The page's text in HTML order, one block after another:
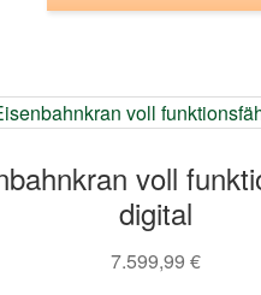
voll
digital
7.599,99 €